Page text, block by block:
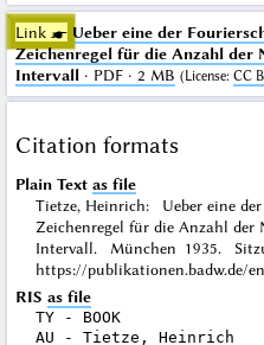
Link ☛ Ueber eine der
Zeichenregel für die Anzahl der
Intervall· PDF · 2 MB (License: CC
Citation formats
Plain Text as file
Tietze, Heinrich: Ueber eine der
Zeichenregel für die Anzahl
Intervall. München 1935.
https://publikationen.badw.de/
RIS as file
TY - BOOK
AU - Tietze, Heinrich